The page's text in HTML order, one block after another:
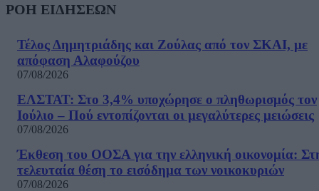
ΡΟΗ ΕΙΔΗΣΕΩΝ
Τέλος Δημητριάδης και Ζούλας από τον ΣΚΑΙ, με
απόφαση Αλαφούζου
07/08/2026
ΕΛΣΤΑΤ: Στο 3,4% υποχώρησε ο πληθωρισμός τον
Ιούλιο – Πού εντοπίζονται οι μεγαλύτερες μειώσεις
07/08/2026
Έκθεση του ΟΟΣΑ για την ελληνική οικονομία:
τελευταία θέση το εισόδημα των νοικοκυριών
07/08/2026